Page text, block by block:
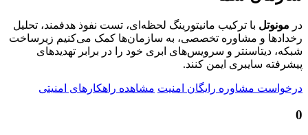
در مونوتل با ترکیب مانیتورینگ لحظه‌ای، تست نفوذ هدفمند، تحلیل
رخدادها و مشاوره تخصصی، به سازمان‌ها کمک می‌کنیم زیرساخت
شبکه، دیتاسنتر و سرویس‌های ابری خود را در برابر تهدیدهای
پیشرفته سایبری ایمن کنند.
درخواست مشاوره رایگان امنیت مشاهده راهکارهای امنیتی
0